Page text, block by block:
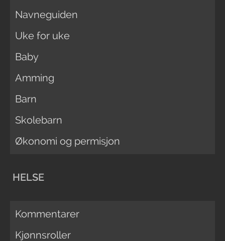
Navneguiden
Uke for uke
Baby
Amming
Barn
Skolebarn
Økonomi og permisjon
HELSE
Kommentarer
Kjønnsroller